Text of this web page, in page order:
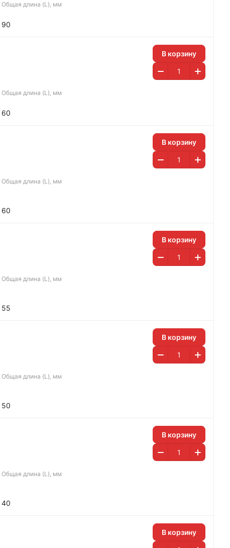
Общая длина (L), мм
90
В корзину
Общая длина (L), мм
60
В корзину
Общая длина (L), мм
60
В корзину
Общая длина (L), мм
55
В корзину
Общая длина (L), мм
50
В корзину
Общая длина (L), мм
40
В корзину